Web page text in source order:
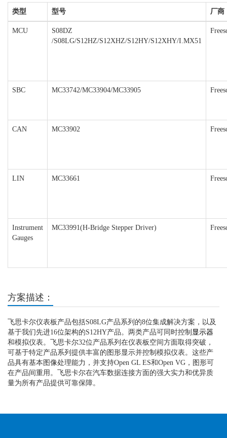
类型 型号 厂商
MCU
S08DZ
/S08LG/S12HZ/S12XHZ/S12HY/S12XHY/I.MX51
SBC MC33742/MC33904/MC33905
CAN MC33902
LIN MC33661
Instrument
Gauges
MC33991(H-Bridge Stepper Driver)
方案描述：
飞思卡尔仪表板产品包括S08LG产品系列的8位集成解决方案，以及
基于我们先进16位架构的S12HY产品。两类产品可同时控制 显示器
和模拟仪表。飞思卡尔32位产品系列在仪表板空间方面取得突破，
可基于特定产品系列提供丰富的图形显示并控制模拟仪表。这些产
品具有基本图像处理能力，并支持Open GL ES和Open VG，图形可
在产品间重用。飞思卡尔在汽车数据连接方面的强大实力和优异质
量为所有产品提供可靠保障。